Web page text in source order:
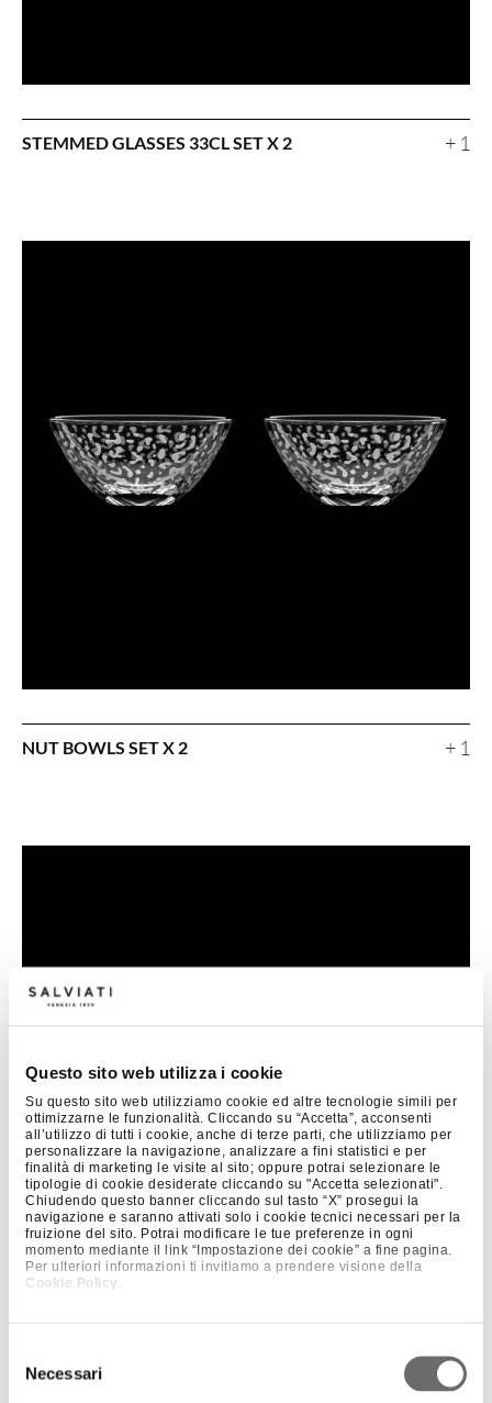
Questo sito web utilizza i cookie
Su questo sito web utilizziamo cookie ed altre tecnologie simili per
ottimizzarne le funzionalità. Cliccando su “Accetta”, acconsenti
all’utilizzo di tutti i cookie, anche di terze parti, che utilizziamo per
personalizzare la navigazione, analizzare a fini statistici e per
finalità di marketing le visite al sito; oppure potrai selezionare le
tipologie di cookie desiderate cliccando su "Accetta selezionati".
Chiudendo questo banner cliccando sul tasto “X” prosegui la
navigazione e saranno attivati solo i cookie tecnici necessari per la
fruizione del sito. Potrai modificare le tue preferenze in ogni
momento mediante il link “Impostazione dei cookie” a fine pagina.
Per ulteriori informazioni ti invitiamo a prendere visione della
Cookie Policy
delNecessari
STEMMED GLASSES 33CL SET X 2 + 1
NUT BOWLS SET X 2 + 1
+ 1